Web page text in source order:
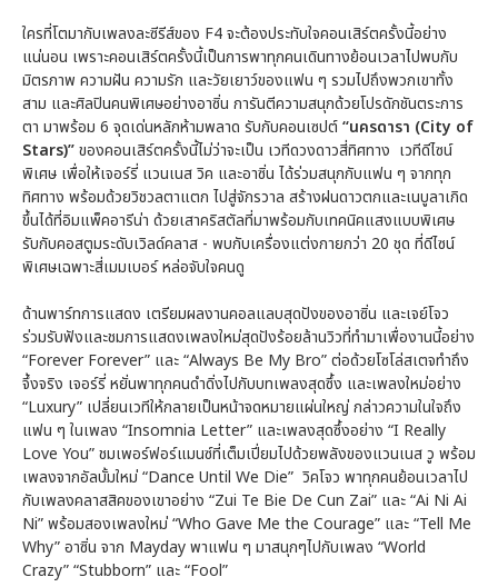
ใครที่โตมากับเพลงละซีรีส์ของ F4 จะต้องประทับใจคอนเสิร์ตครั้งนี้อย่าง
แน่นอน เพราะคอนเสิร์ตครั้งนี้เป็นการพาทุกคนเดินทางย้อนเวลาไปพบกับ
มิตรภาพ ความฝัน ความรัก และวัยเยาว์ของแฟน ๆ รวมไปถึงพวกเขาทั้ง
สาม และศิลปินคนพิเศษอย่างอาซิ่น การันตีความสนุกด้วยโปรดักชันตระการ
ตา มาพร้อม 6 จุดเด่นหลักห้ามพลาด รับกับคอนเซปต์“นครดารา (City of
Stars)”ของคอนเสิร์ตครั้งนี้ไม่ว่าจะเป็น เวทีดวงดาวสี่ทิศทาง เวทีดีไซน์
พิเศษ เพื่อให้เจอร์รี่ แวนเนส วิค และอาซิ่น ได้ร่วมสนุกกับแฟน ๆ จากทุก
ทิศทาง พร้อมด้วยวิชวลตาแตก ไปสู่จักรวาล สร้างฝนดาวตกและเนบูลาเกิด
ขึ้นได้ที่อิมแพ็คอารีน่า ด้วยเสาคริสตัลที่มาพร้อมกับเทคนิคแสงแบบพิเศษ
รับกับคอสตูมระดับเวิลด์คลาส - พบกับเครื่องแต่งกายกว่า 20 ชุด ที่ดีไซน์
พิเศษเฉพาะสี่เมมเบอร์ หล่อจับใจคนดู
ด้านพาร์ทการแสดง เตรียมผลงานคอลแลบสุดปังของอาซิ่น และเจย์โจว
ร่วมรับฟังและชมการแสดงเพลงใหม่สุดปังร้อยล้านวิวที่ทำมาเพื่องานนี้อย่าง
“Forever Forever” และ “Always Be My Bro” ต่อด้วยโซโล่สเตจทำถึง
จึ้งจริง เจอร์รี่ หยั่นพาทุกคนดำดิ่งไปกับบทเพลงสุดซึ้ง และเพลงใหม่อย่าง
“Luxury” เปลี่ยนเวทีให้กลายเป็นหน้าจดหมายแผ่นใหญ่ กล่าวความในใจถึง
แฟน ๆ ในเพลง “Insomnia Letter” และเพลงสุดซึ้งอย่าง “I Really
Love You” ชมเพอร์ฟอร์แมนซ์ที่เต็มเปี่ยมไปด้วยพลังของแวนเนส วู พร้อม
เพลงจากอัลบั้มใหม่ “Dance Until We Die” วิคโจว พาทุกคนย้อนเวลาไป
กับเพลงคลาสสิคของเขาอย่าง “Zui Te Bie De Cun Zai” และ “Ai Ni Ai
Ni” พร้อมสองเพลงใหม่ “Who Gave Me the Courage” และ “Tell Me
Why” อาซิ่น จาก Mayday พาแฟน ๆ มาสนุกๆไปกับเพลง “World
Crazy” “Stubborn” และ “Fool”